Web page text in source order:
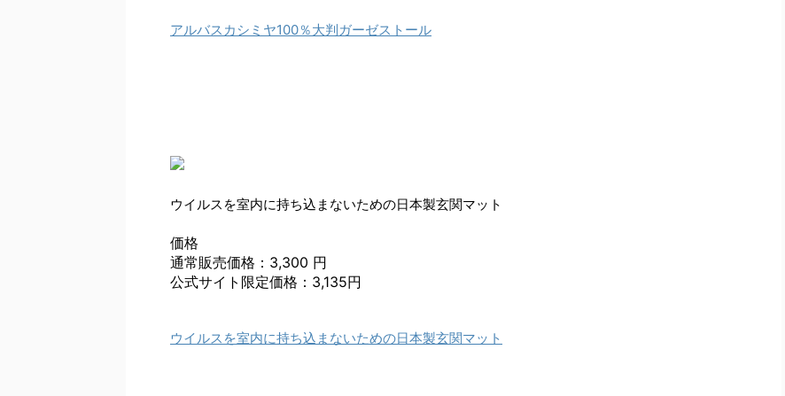
アルバスカシミヤ100％大判ガーゼストール
ウイルスを室内に持ち込まないための日本製玄関マット
価格
通常販売価格：3,300 円
公式サイト限定価格：3,135円
ウイルスを室内に持ち込まないための日本製玄関マット